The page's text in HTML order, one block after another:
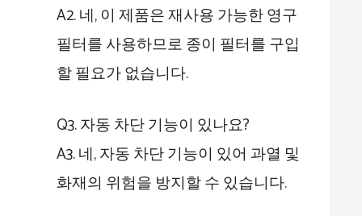
A2. 네, 이 제품은 재사용 가능한 영구
필터를 사용하므로 종이 필터를 구입
할 필요가 없습니다.
Q3. 자동 차단 기능이 있나요?
A3. 네, 자동 차단 기능이 있어 과열 및
화재의 위험을 방지할 수 있습니다.